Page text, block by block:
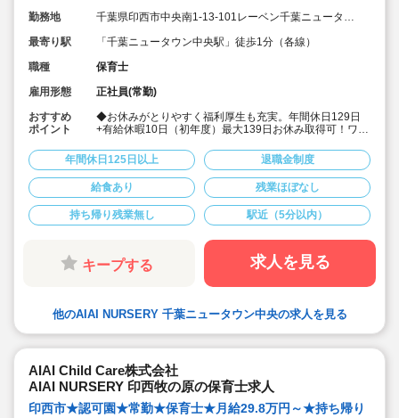
勤務地
千葉県印西市中央南1-13-101レーベン千葉ニュータウ
最寄り駅
「千葉ニュータウン中央駅」徒歩1分（各線）
職種
保育士
雇用形態
正社員(常勤)
おすすめ
ポイント
◆お休みがとりやすく福利厚生も充実。年間休日129日
+有給休暇10日（初年度）最大139日お休み取得可！ワー
◆給食費補助、借り上げ社宅制度あり、退職金制度など
福利厚生も充実しています
◆少人数制保育で子ども一人ひとりに寄り添う保育がで
きます。
◆チーム保育で複数担任制を取っております。
◆保育に専念できる環境づくり
連絡帳や日誌のアプリ化を始め、園だより等も手書き作
業がありません。ICTツールで書類作成の負担を軽減して
◆子ども主体の温かみのある保育環境を大切にしていま
す。大型遊具や床暖房完備の快適な保育室など、充実し
別療育も行っています。療育へのキャリアチェンジも可
制度を用意しています。
◆育児休業取得率94%・復職率89%
◆宿舎借り上げ制度利用可能です！※規定内であれば敷
金・礼金等会社が負担してくださいます。
年間休日125日以上 退職金制度
給食あり 残業ほぼなし
持ち帰り残業無し 駅近（5分以内）
キープする 求人を見る
他のAIAI NURSERY 千葉ニュータウン中央の求人を見る
AIAI Child Care株式会社
AIAI NURSERY 印西牧の原の保育士求人
印西市★認可園★常勤★保育士★月給29.8万円～★持ち帰り